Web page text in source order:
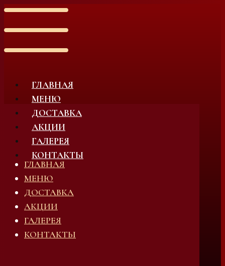
ГЛАВНАЯ
МЕНЮ
ДОСТАВКА
АКЦИИ
ГАЛЕРЕЯ
КОНТАКТЫ
ГЛАВНАЯ
МЕНЮ
ДОСТАВКА
АКЦИИ
ГАЛЕРЕЯ
КОНТАКТЫ